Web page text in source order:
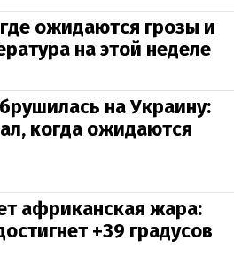
ожидаются грозы и
на этой неделе
на Украину:
когда ожидаются
африканская жара:
+39 градусов